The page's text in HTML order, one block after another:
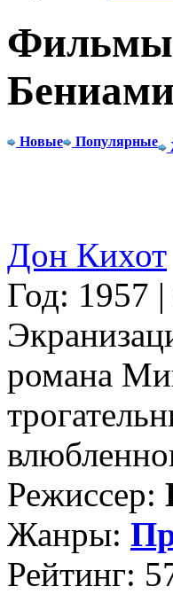
Фильмы
Новые Популярные
Дон Кихот
Год: 1957
романа
Режиссер:
Жанры:
Рейтинг: